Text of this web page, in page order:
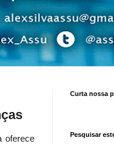
oferece
Curta nossa
Pesquisar